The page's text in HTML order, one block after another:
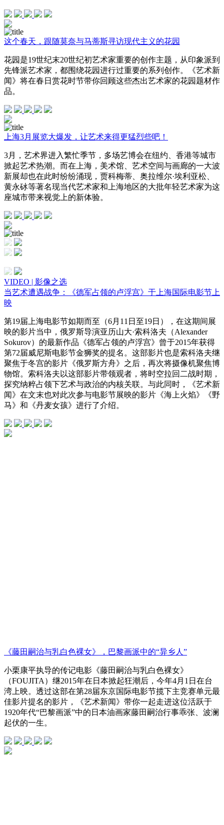
这个春天，跟随莫奈与马蒂斯寻访现代主义的花园
花园是19世纪末20世纪初艺术家重要的创作主题，从印象派到
先锋派艺术家，都围绕花园进行过重要的系列创作。《艺术新
闻》将在春日赏花时节带你回顾这些杰出艺术家的花园题材作
品。
上海3月展览大爆发，让艺术来得更猛烈些吧！
3月，艺术界进入繁忙季节，多场艺博会在纽约、香港等城市
掀起艺术热潮。而在上海，美术馆、艺术空间与画廊的一大波
新展却也在此时纷纷涌现，贾科梅蒂、奥拉维尔·埃利亚松、
黄永砅等著名现当代艺术家和上海地区的大批年轻艺术家为这
座城市带来视觉上的新体验。
VIDEO | 影像之选
当艺术遭遇战争：《德军占领的卢浮宫》于上海国际电影节上
映
第19届上海电影节如期而至（6月11日至19日），在这期间展
映的影片当中，俄罗斯导演亚历山大·索科洛夫（Alexander
Sokurov）的最新作品《德军占领的卢浮宫》曾于2015年获得
第72届威尼斯电影节金狮奖的提名。这部影片也是索科洛夫继
聚焦于冬宫的影片《俄罗斯方舟》之后，再次将摄像机聚焦博
物馆。索科洛夫以这部影片带领观者，将时空拉回二战时期，
探究纳粹占领下艺术与政治的内核关联。与此同时，《艺术新
闻》在文末也对此次参与电影节展映的影片《海上火焰》《野
马》和《丹麦女孩》进行了介绍。
《藤田嗣治与乳白色裸女》，巴黎画派中的“异乡人”
小栗康平执导的传记电影《藤田嗣治与乳白色裸女》
（FOUJITA）继2015年在日本掀起狂潮后，今年4月1日在台
湾上映。透过这部在第28届东京国际电影节揽下主竞赛单元最
佳影片提名的影片，《艺术新闻》带你一起走进这位活跃于
1920年代“巴黎画派”中的日本油画家藤田嗣治行事乖张、波澜
起伏的一生。